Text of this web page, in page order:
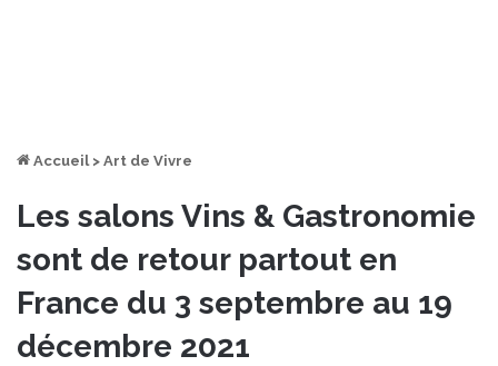
Accueil > Art de Vivre
Les salons Vins & Gastronomie
sont de retour partout en
France du 3 septembre au 19
décembre 2021